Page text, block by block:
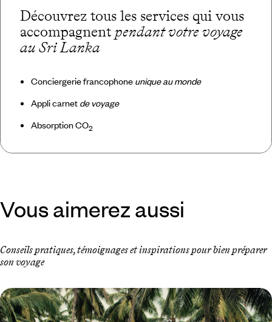
Découvrez tous les services qui vous
accompagnent pendant votre voyage
au Sri Lanka
Conciergerie francophone unique au monde
Appli carnet de voyage
Absorption CO2
Vous aimerez aussi
Conseils pratiques, témoignages et inspirations pour bien préparer
son voyage